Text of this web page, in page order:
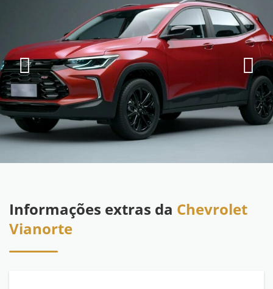
Informações extras da Chevrolet
Vianorte